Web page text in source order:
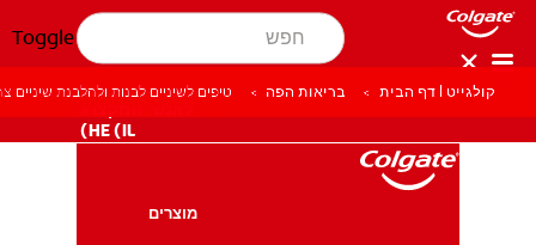
Toggle
HE (IL)
מוצרים
קולגייט | דף הבית בריאות הפה טיפים לשיניים לבנות ולהלבנת שיניים